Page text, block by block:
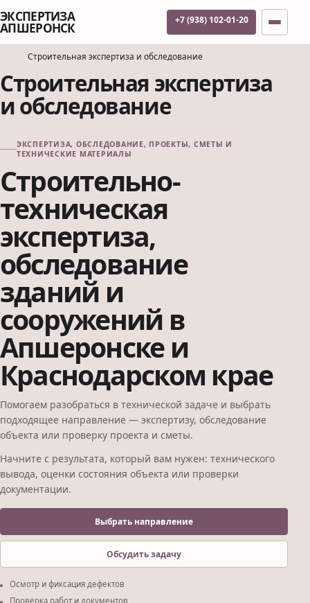
ЭКСПЕРТИЗА
АПШЕРОНСК
+7 (938) 102-01-20
Строительная экспертиза и обследование
Строительная экспертиза
и обследование
ЭКСПЕРТИЗА, ОБСЛЕДОВАНИЕ, ПРОЕКТЫ, СМЕТЫ И
ТЕХНИЧЕСКИЕ МАТЕРИАЛЫ
Строительно-
техническая
экспертиза,
обследование
зданий и
сооружений в
Апшеронске и
Краснодарском крае
Помогаем разобраться в технической задаче и выбрать
подходящее направление — экспертизу, обследование
объекта или проверку проекта и сметы.
Начните с результата, который вам нужен: технического
вывода, оценки состояния объекта или проверки
документации.
Выбрать направление
Обсудить задачу
Осмотр и фиксация дефектов
Проверка работ и документов